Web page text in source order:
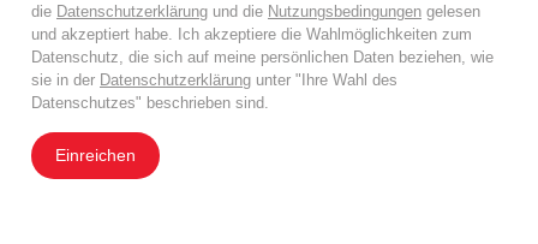
die Datenschutzerklärung und die Nutzungsbedingungen gelesen
und akzeptiert habe. Ich akzeptiere die Wahlmöglichkeiten zum
Datenschutz, die sich auf meine persönlichen Daten beziehen, wie
sie in der Datenschutzerklärung unter "Ihre Wahl des
Datenschutzes" beschrieben sind.
Einreichen